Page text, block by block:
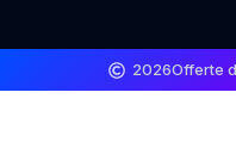
2026Offerte